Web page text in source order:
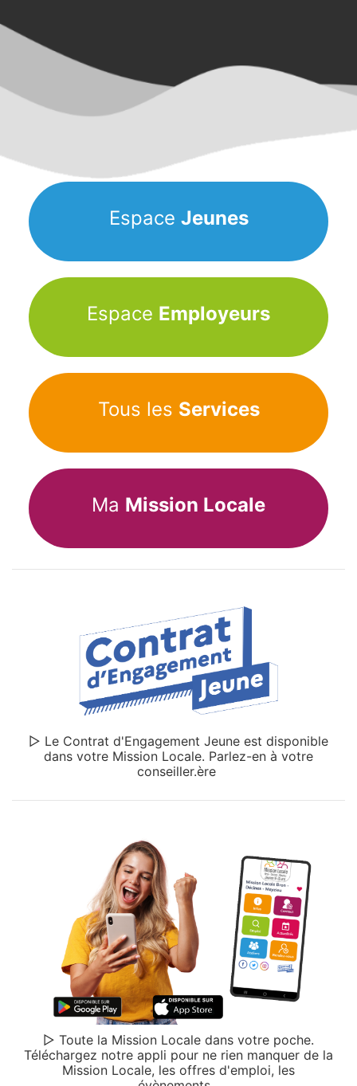
Espace Jeunes
Espace Employeurs
Tous les Services
Ma Mission Locale
▷ Le Contrat d'Engagement Jeune est disponible
dans votre Mission Locale. Parlez-en à votre
conseiller.ère
▷ Toute la Mission Locale dans votre poche.
Téléchargez notre appli pour ne rien manquer de la
Mission Locale, les offres d'emploi, les